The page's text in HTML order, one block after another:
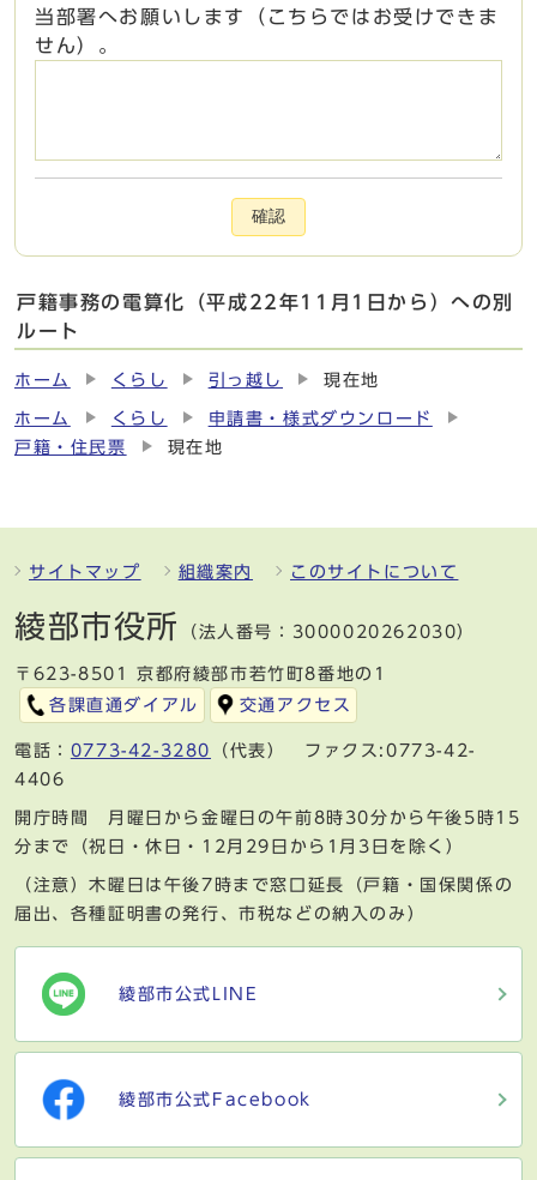
当部署へお願いします（こちらではお受けできま
せん）。
確認
戸籍事務の電算化（平成22年11月1日から）への別
ルート
ホーム くらし 引っ越し 現在地
ホーム くらし
申請書・様式ダウンロード
戸籍・住民票
現在地
サイトマップ 組織案内 このサイトについて
綾部市役所 （法人番号：3000020262030）
〒623-8501 京都府綾部市若竹町8番地の1
各課直通ダイアル
交通アクセス
電話： 0773-42-3280
（代表） ファクス:0773-42-
4406
開庁時間 月曜日から金曜日の午前8時30分から午後5時15
分まで（祝日・休日・12月29日から1月3日を除く）
（注意）木曜日は午後7時まで窓口延長（戸籍・国保関係の
届出、各種証明書の発行、市税などの納入のみ）
綾部市公式LINE
綾部市公式Facebook